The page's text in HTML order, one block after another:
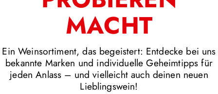
MACHT
Ein Weinsortiment, das begeistert: Entdecke bei uns
bekannte Marken und individuelle Geheimtipps für
jeden Anlass – und vielleicht auch deinen neuen
Lieblingswein!